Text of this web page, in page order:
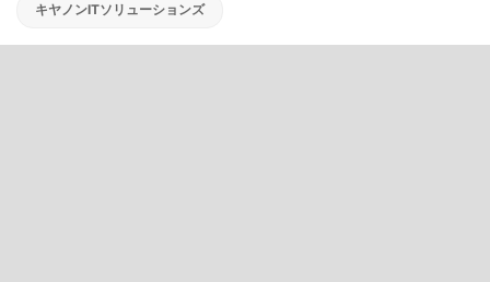
キヤノンITソリューションズ